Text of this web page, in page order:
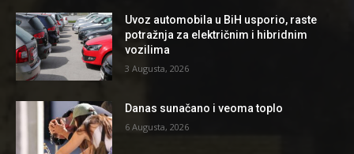
Uvoz automobila u BiH usporio, raste
potražnja za električnim i hibridnim
vozilima
3 Augusta, 2026
Danas sunačano i veoma toplo
6 Augusta, 2026